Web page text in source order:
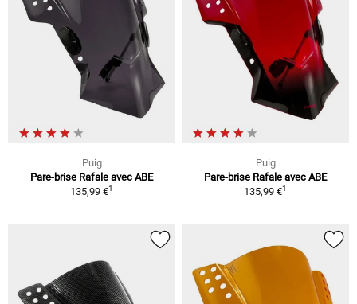
Puig
Pare-brise Rafale avec ABE
135,99 €1
Puig
Pare-brise Rafale avec ABE
135,99 €1